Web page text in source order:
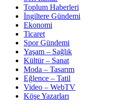
Toplum Haberleri
İngiltere Gündemi
Ekonomi
Ticaret
Spor Gündemi
Yaşam – Sağlık
Kültür – Sanat
Moda – Tasarım
Eğlence – Tatil
Video – WebTV
Köşe Yazarları